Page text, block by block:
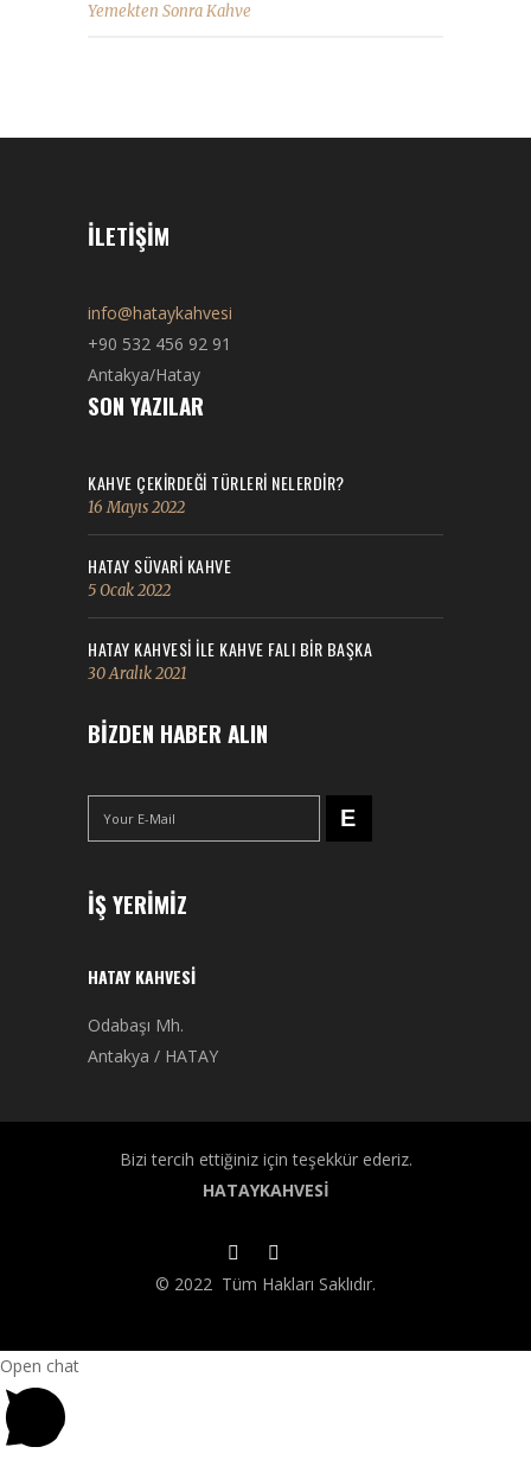
Yemekten Sonra Kahve
İLETIŞIM
info@hataykahvesi
+90 532 456 92 91
Antakya/Hatay
SON YAZILAR
KAHVE ÇEKİRDEĞİ TÜRLERİ NELERDİR?
16 Mayıs 2022
HATAY SÜVARİ KAHVE
5 Ocak 2022
HATAY KAHVESI ILE KAHVE FALI BIR BAŞKA
30 Aralık 2021
BIZDEN HABER ALIN
İŞ YERIMIZ
HATAY KAHVESI
Odabaşı Mh.
Antakya / HATAY
Bizi tercih ettiğiniz için teşekkür ederiz.
HATAYKAHVESİ
© 2022 Tüm Hakları Saklıdır.
Open chat